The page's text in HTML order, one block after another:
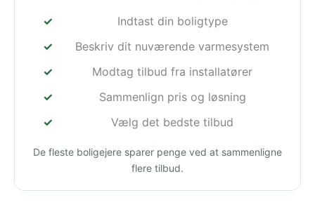
Indtast din boligtype
Beskriv dit nuværende varmesystem
Modtag tilbud fra installatører
Sammenlign pris og løsning
Vælg det bedste tilbud
De fleste boligejere sparer penge ved at sammenligne
flere tilbud.